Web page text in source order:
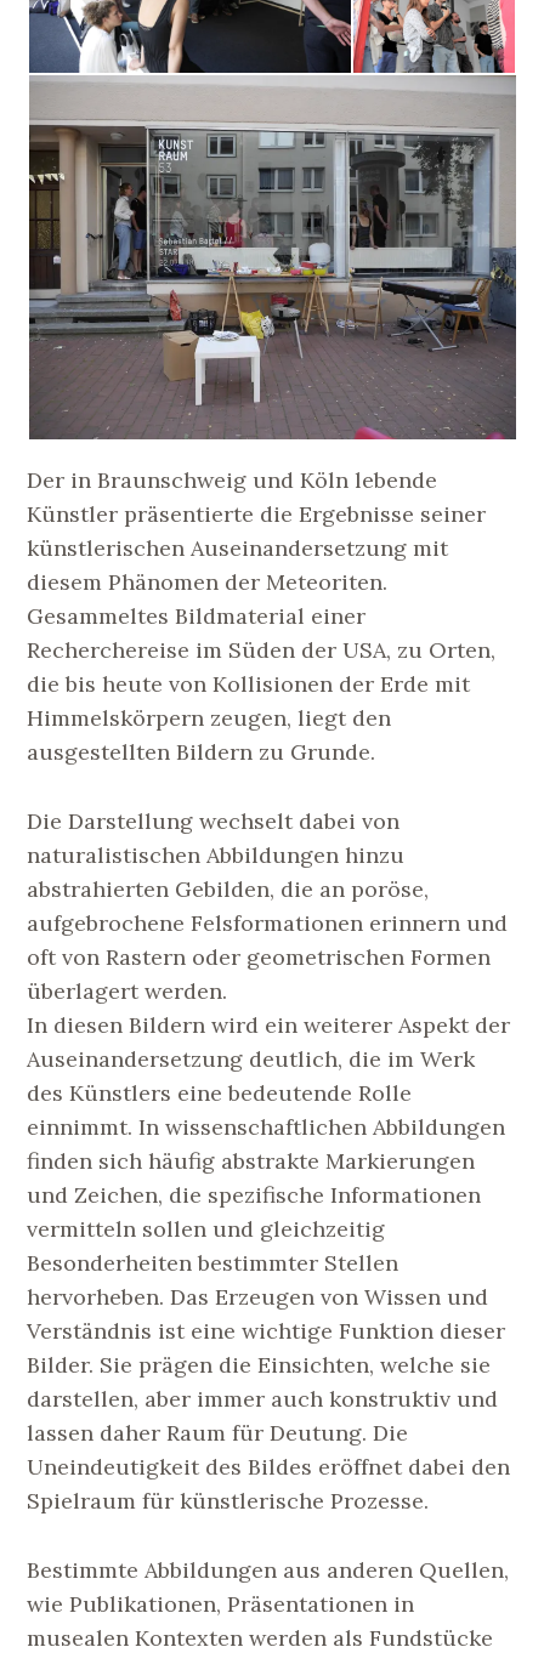
Der in Braunschweig und Köln lebende
Künstler präsentierte die Ergebnisse seiner
künstlerischen Auseinandersetzung mit
diesem Phänomen der Meteoriten.
Gesammeltes Bildmaterial einer
Recherchereise im Süden der USA, zu Orten,
die bis heute von Kollisionen der Erde mit
Himmelskörpern zeugen, liegt den
ausgestellten Bildern zu Grunde.
Die Darstellung wechselt dabei von
naturalistischen Abbildungen hinzu
abstrahierten Gebilden, die an poröse,
aufgebrochene Felsformationen erinnern und
oft von Rastern oder geometrischen Formen
überlagert werden.
In diesen Bildern wird ein weiterer Aspekt der
Auseinandersetzung deutlich, die im Werk
des Künstlers eine bedeutende Rolle
einnimmt. In wissenschaftlichen Abbildungen
finden sich häufig abstrakte Markierungen
und Zeichen, die spezifische Informationen
vermitteln sollen und gleichzeitig
Besonderheiten bestimmter Stellen
hervorheben. Das Erzeugen von Wissen und
Verständnis ist eine wichtige Funktion dieser
Bilder. Sie prägen die Einsichten, welche sie
darstellen, aber immer auch konstruktiv und
lassen daher Raum für Deutung. Die
Uneindeutigkeit des Bildes eröffnet dabei den
Spielraum für künstlerische Prozesse.
Bestimmte Abbildungen aus anderen Quellen,
wie Publikationen, Präsentationen in
musealen Kontexten werden als Fundstücke